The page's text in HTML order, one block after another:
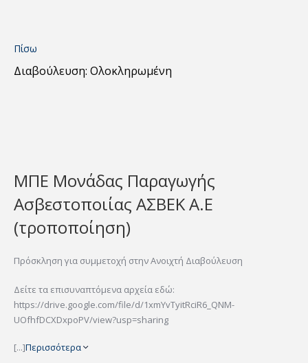
Πίσω
Διαβούλευση: Ολοκληρωμένη
ΜΠΕ Μονάδας Παραγωγής
Ασβεστοποιίας ΑΣΒΕΚ Α.Ε
(τροποποίηση)
Πρόσκληση για συμμετοχή στην Ανοιχτή Διαβούλευση
Δείτε τα επισυναπτόμενα αρχεία εδώ:
https://drive.google.com/file/d/1xmYvTyitRciR6_QNM-
UOfhfDCXDxpoPV/view?usp=sharing
[...]Περισσότερα